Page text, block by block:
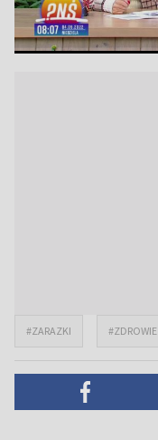
#ZARAZKI #ZDROWIE